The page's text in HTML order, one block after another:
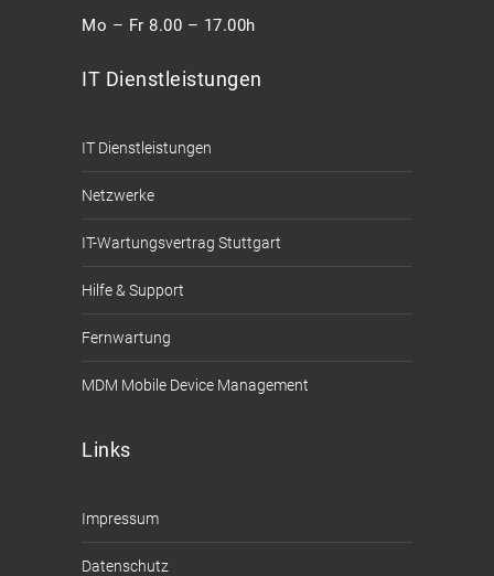
Mo – Fr 8.00 – 17.00h
IT Dienstleistungen
IT Dienstleistungen
Netzwerke
IT-Wartungsvertrag Stuttgart
Hilfe & Support
Fernwartung
MDM Mobile Device Management
Links
Impressum
Datenschutz